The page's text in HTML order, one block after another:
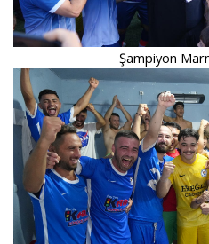
Şampiyon